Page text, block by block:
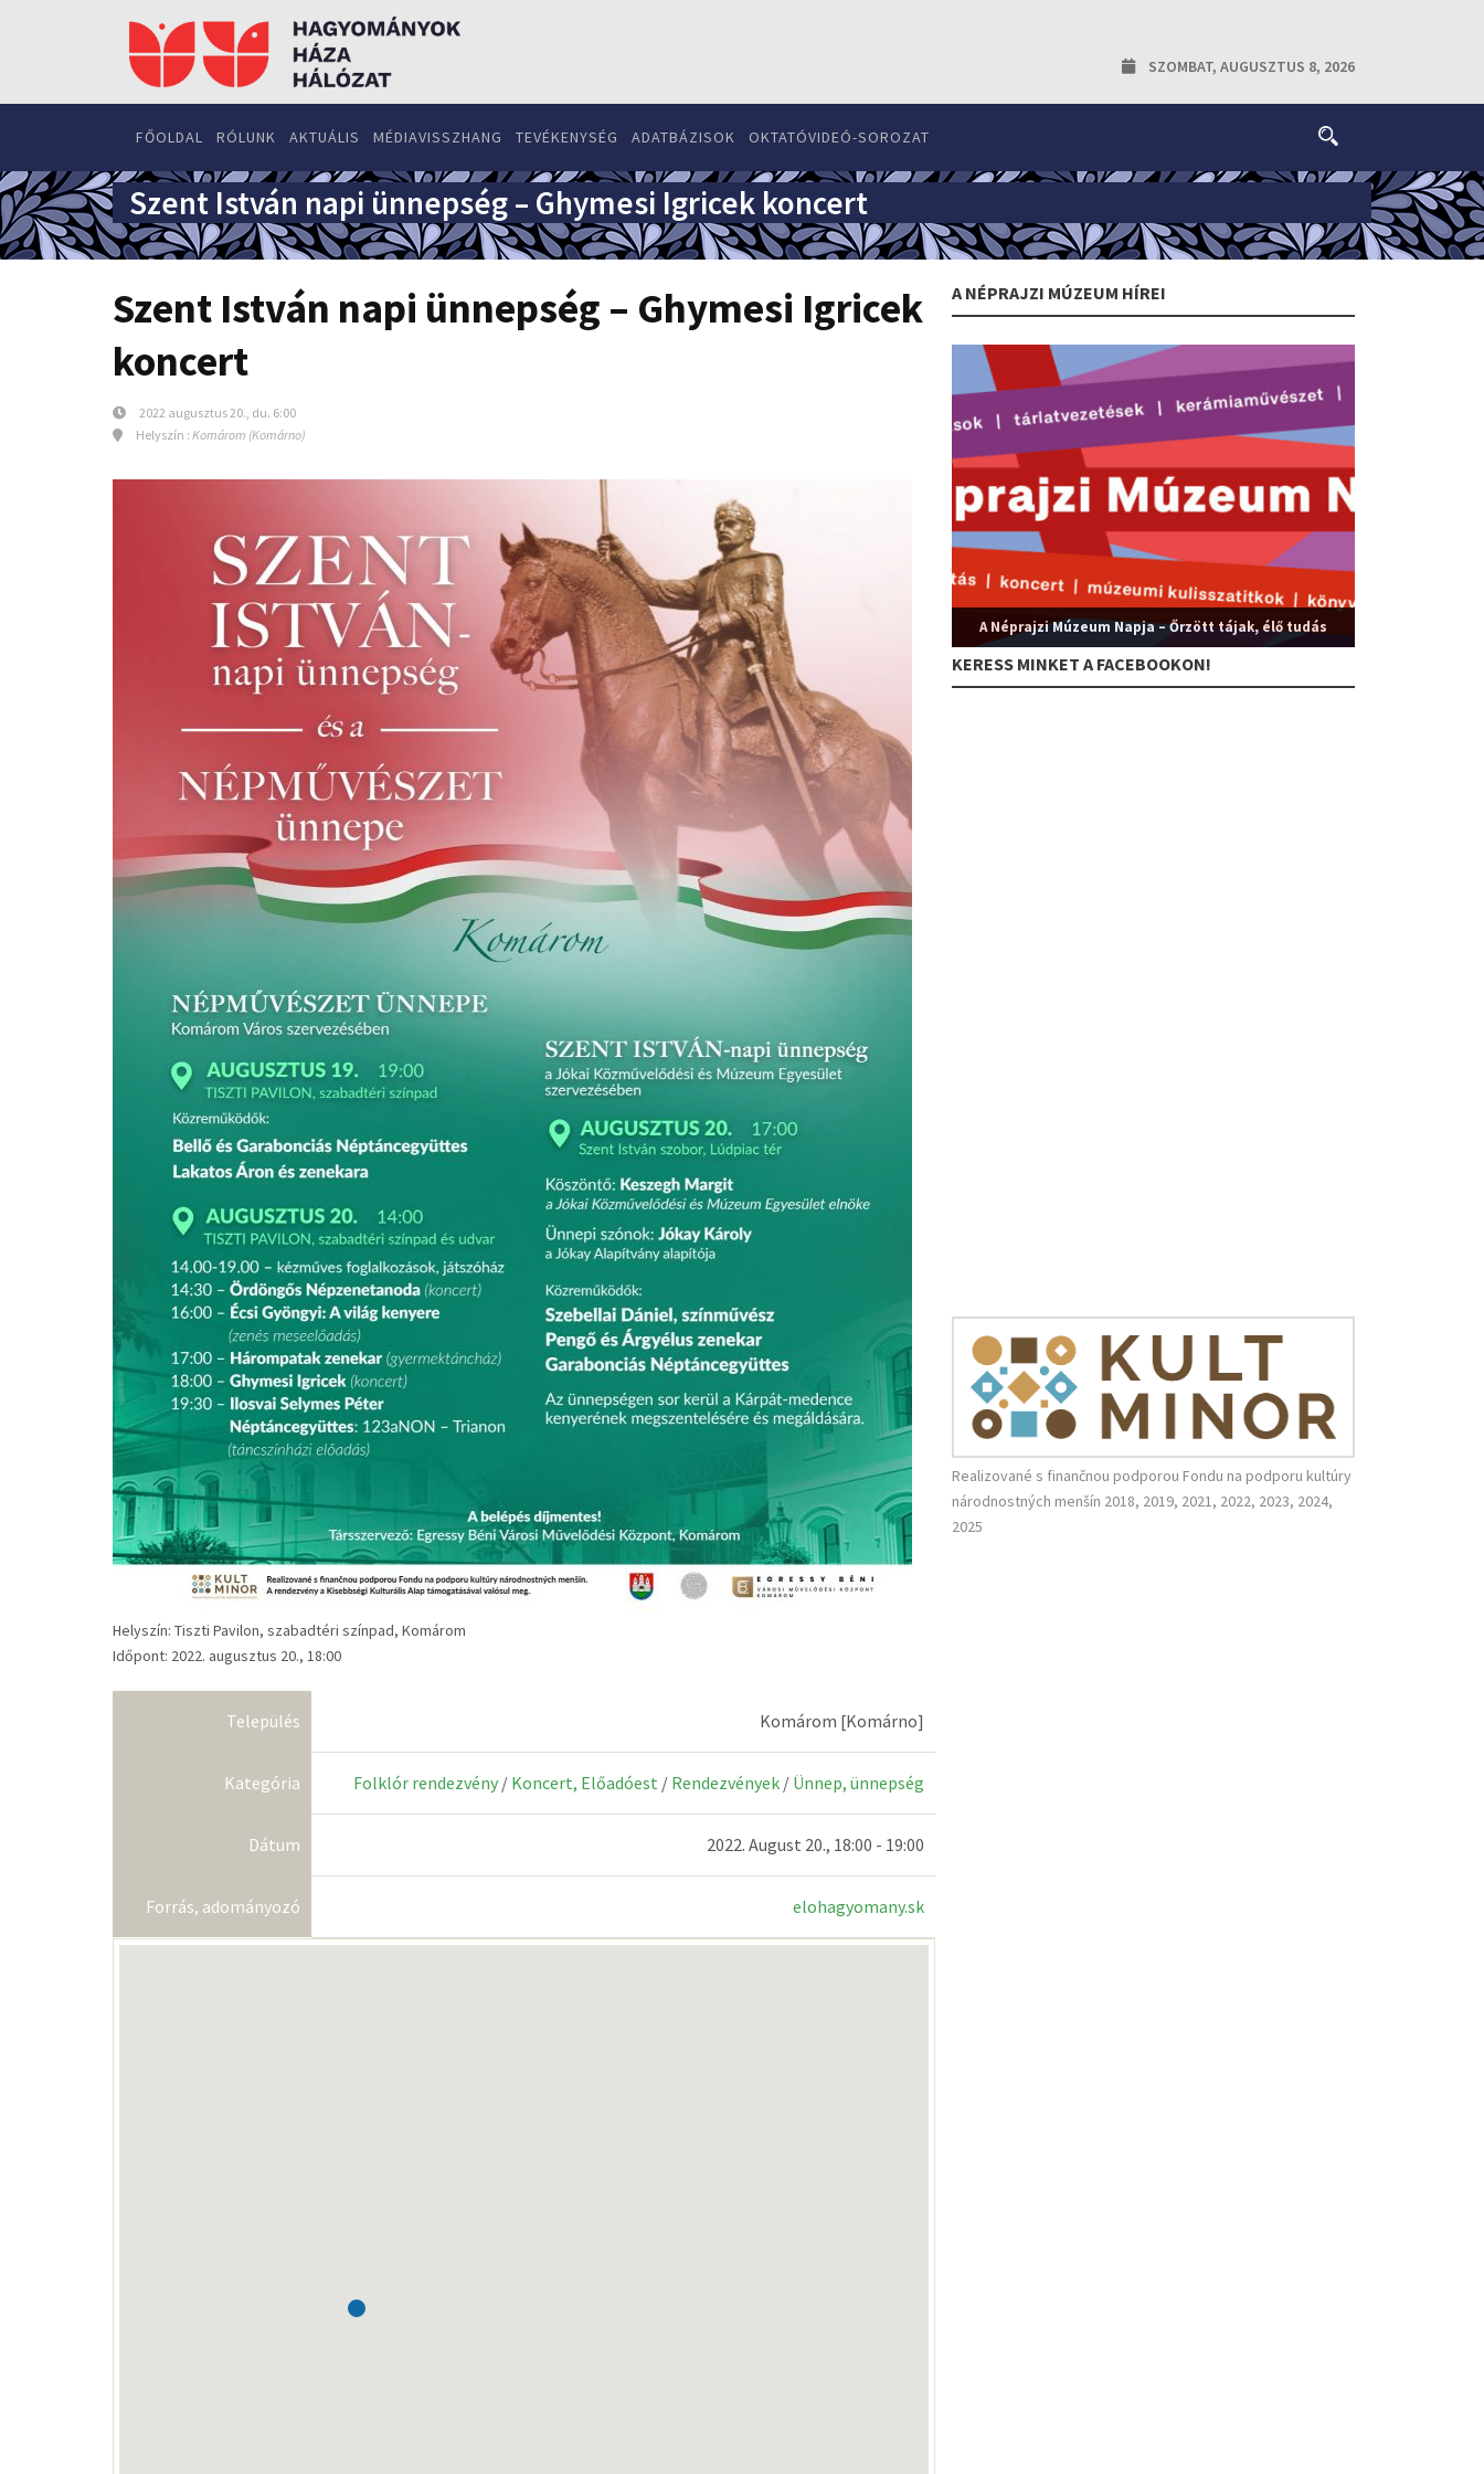
SZOMBAT, AUGUSZTUS 8, 2026
FŐOLDAL RÓLUNK AKTUÁLIS MÉDIAVISSZHANG TEVÉKENYSÉG ADATBÁZISOK OKTATÓVIDEÓ-SOROZAT
Szent István napi ünnepség – Ghymesi Igricek koncert
Szent István napi ünnepség – Ghymesi Igricek
koncert
2022 augusztus 20., du. 6:00
Helyszín : Komárom (Komárno)
Helyszín: Tiszti Pavilon, szabadtéri színpad, Komárom
Időpont: 2022. augusztus 20., 18:00
Település Komárom [Komárno]
Kategória Folklór rendezvény / Koncert, Előadóest / Rendezvények / Ünnep, ünnepség
Dátum 2022. August 20., 18:00 - 19:00
Forrás, adományozó elohagyomany.sk
A NÉPRAJZI MÚZEUM HÍREI
A Néprajzi Múzeum Napja – Őrzött tájak, élő tudás
KERESS MINKET A FACEBOOKON!
Realizované s finančnou podporou Fondu na podporu kultúry
národnostných menšín 2018, 2019, 2021, 2022, 2023, 2024,
2025